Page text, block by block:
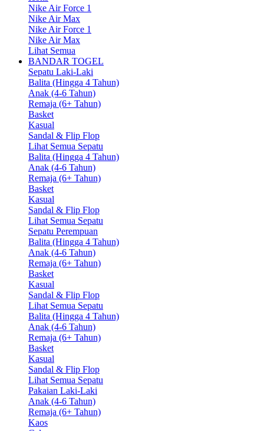
Nike Air Force 1
Nike Air Max
Nike Air Force 1
Nike Air Max
Lihat Semua
BANDAR TOGEL
Sepatu Laki-Laki
Balita (Hingga 4 Tahun)
Anak (4-6 Tahun)
Remaja (6+ Tahun)
Basket
Kasual
Sandal & Flip Flop
Lihat Semua Sepatu
Balita (Hingga 4 Tahun)
Anak (4-6 Tahun)
Remaja (6+ Tahun)
Basket
Kasual
Sandal & Flip Flop
Lihat Semua Sepatu
Sepatu Perempuan
Balita (Hingga 4 Tahun)
Anak (4-6 Tahun)
Remaja (6+ Tahun)
Basket
Kasual
Sandal & Flip Flop
Lihat Semua Sepatu
Balita (Hingga 4 Tahun)
Anak (4-6 Tahun)
Remaja (6+ Tahun)
Basket
Kasual
Sandal & Flip Flop
Lihat Semua Sepatu
Pakaian Laki-Laki
Anak (4-6 Tahun)
Remaja (6+ Tahun)
Kaos